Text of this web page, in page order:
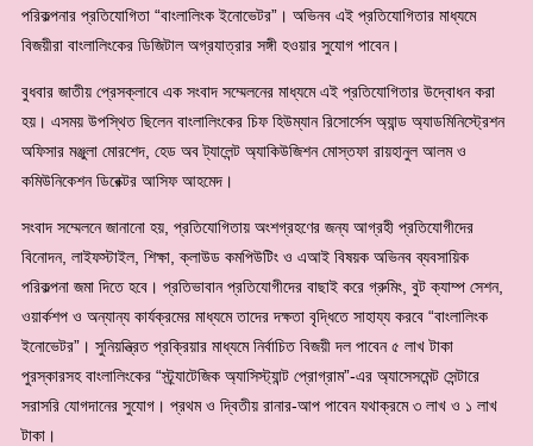
পরিকল্পনার প্রতিযোগিতা “বাংলালিংক ইনোভেটর”। অভিনব এই প্রতিযোগিতার মাধ্যমে
বিজয়ীরা বাংলালিংকের ডিজিটাল অগ্রযাত্রার সঙ্গী হওয়ার সুযোগ পাবেন।
বুধবার জাতীয় প্রেসক্লাবে এক সংবাদ সম্মেলনের মাধ্যমে এই প্রতিযোগিতার উদ্বোধন করা
হয়। এসময় উপস্থিত ছিলেন বাংলালিংকের চিফ হিউম্যান রিসোর্সেস অ্যান্ড অ্যাডমিনিস্ট্রেশন
অফিসার মঞ্জুলা মোরশেদ, হেড অব ট্যালেন্ট অ্যাকিউজিশন মোস্তফা রায়হানুল আলম ও
কমিউনিকেশন ডিরেক্টর আসিফ আহমেদ।
সংবাদ সম্মেলনে জানানো হয়, প্রতিযোগিতায় অংশগ্রহণের জন্য আগ্রহী প্রতিযোগীদের
বিনোদন, লাইফস্টাইল, শিক্ষা, ক্লাউড কমপিউটিং ও এআই বিষয়ক অভিনব ব্যবসায়িক
পরিকল্পনা জমা দিতে হবে। প্রতিভাবান প্রতিযোগীদের বাছাই করে গ্রুমিং, বুট ক্যাম্প সেশন,
ওয়ার্কশপ ও অন্যান্য কার্যক্রমের মাধ্যমে তাদের দক্ষতা বৃদ্ধিতে সাহায্য করবে “বাংলালিংক
ইনোভেটর”। সুনিয়ন্ত্রিত প্রক্রিয়ার মাধ্যমে নির্বাচিত বিজয়ী দল পাবেন ৫ লাখ টাকা
পুরস্কারসহ বাংলালিংকের “স্ট্র্যাটেজিক অ্যাসিস্ট্যান্ট প্রোগ্রাম”-এর অ্যাসেসমেন্ট সেন্টারে
সরাসরি যোগদানের সুযোগ। প্রথম ও দ্বিতীয় রানার-আপ পাবেন যথাক্রমে ৩ লাখ ও ১ লাখ
টাকা।